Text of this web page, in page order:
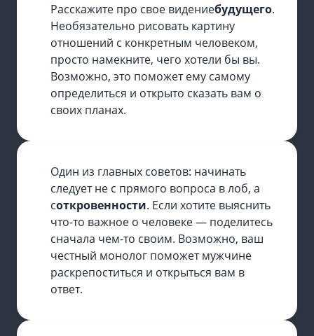
Расскажите про свое видениебудущего.
Необязательно рисовать картину
отношений с конкретным человеком,
просто намекните, чего хотели бы вы.
Возможно, это поможет ему самому
определиться и открыто сказать вам о
своих планах.
Один из главных советов: начинать
следует не с прямого вопроса в лоб, а
соткровенности. Если хотите выяснить
что-то важное о человеке — поделитесь
сначала чем-то своим. Возможно, ваш
честный монолог поможет мужчине
раскрепоститься и открыться вам в
ответ.